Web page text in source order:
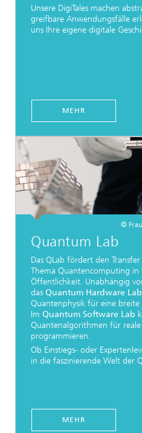
Unsere DigiTales machen
greifbare Anwendungsfälle
uns Ihre eigene digitale
MEHR
©
Quantum Lab
Das QLab fördert den
Thema Quantencomputing in
Öffentlichkeit. Unabhängig
das Quantum Hardware Lab
Quantenphysik für eine breite
Im Quantum Software Lab
Quantenalgorithmen für
programmieren.
Ob Einstiegs- oder
in die faszinierende Welt der
MEHR